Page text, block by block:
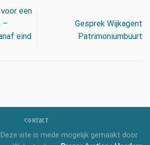
een
–
eind
Gesprek Wijkagent
Patrimoniumbuurt
CONTACT
site is mede mogelijk gemaakt door